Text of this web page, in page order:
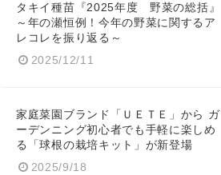
タキイ種苗『2025年度 野菜の総括』
～年の瀬恒例！今年の野菜に関するア
レコレを振り返る～
2025/12/11
家庭菜園ブランド「ＵＥＴＥ」から ガ
ーデンニング初心者でも手軽に楽しめ
る「球根の栽培キット」が新登場
2025/9/18